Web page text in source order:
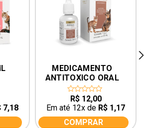
7,18
MEDICAMENTO
ANTITOXICO ORAL
UCB PARA CÃES E
GATOS 20ML UCB
out
of
5
R$12,00
Em até 12x de R$ 1,17
COMPRAR